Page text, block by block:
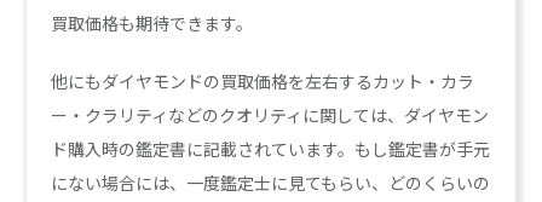
買取価格も期待できます。
他にもダイヤモンドの買取価格を左右するカット・カラ
ー・クラリティなどのクオリティに関しては、ダイヤモン
ド購入時の鑑定書に記載されています。もし鑑定書が手元
にない場合には、一度鑑定士に見てもらい、どのくらいの